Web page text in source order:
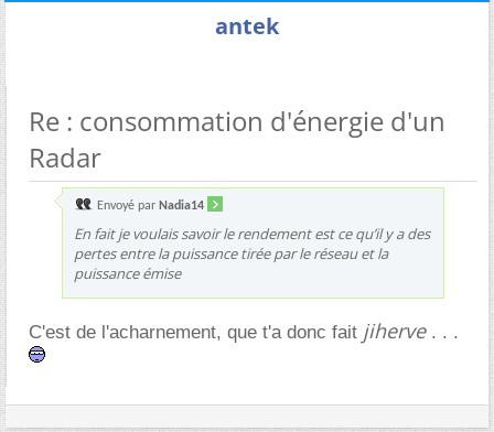
antek
Re : consommation d'énergie d'un
Radar
Envoyé par Nadia14
En fait je voulais savoir le rendement est ce qu’il y a des
pertes entre la puissance tirée par le réseau et la
puissance émise
C'est de l'acharnement, que t'a donc fait jiherve. . .